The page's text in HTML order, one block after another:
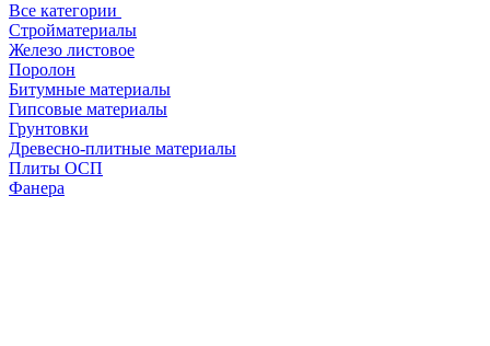
Все категории
Стройматериалы
Железо листовое
Поролон
Битумные материалы
Гипсовые материалы
Грунтовки
Древесно-плитные материалы
Плиты ОСП
Фанера